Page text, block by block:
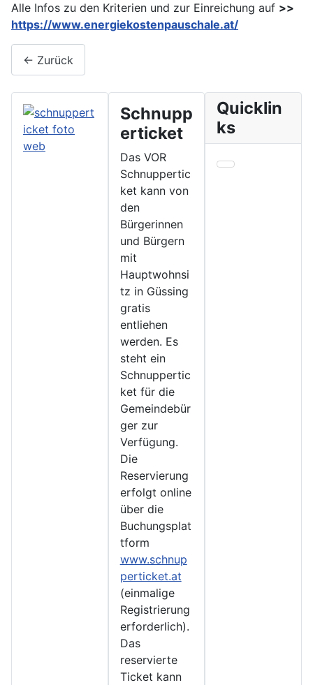
Alle Infos zu den Kriterien und zur Einreichung auf >>
https://www.energiekostenpauschale.at/
← Zurück
Schnupp
erticket
Das VOR
Schnuppertic
ket kann von
den
Bürgerinnen
und Bürgern
mit
Hauptwohnsi
tz in Güssing
gratis
entliehen
werden. Es
steht ein
Schnuppertic
ket für die
Gemeindebür
ger zur
Verfügung.
Die
Reservierung
erfolgt online
über die
Buchungsplat
tform
www.schnup
perticket.at
(einmalige
Registrierung
erforderlich).
Das
reservierte
Ticket kann
Quicklin
ks